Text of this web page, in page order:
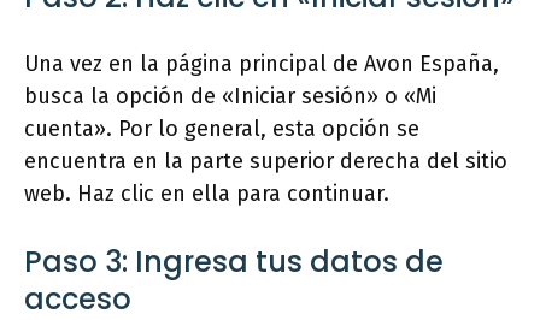
Una vez en la página principal de Avon España,
busca la opción de «Iniciar sesión» o «Mi
cuenta». Por lo general, esta opción se
encuentra en la parte superior derecha del sitio
web. Haz clic en ella para continuar.
Paso 3: Ingresa tus datos de
acceso